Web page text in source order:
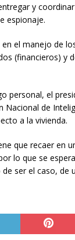
y
espionaje.
el manejo de
(financieros) y
personal, el
de
a la vivienda.
que recaer en
lo que se
ser el caso, de